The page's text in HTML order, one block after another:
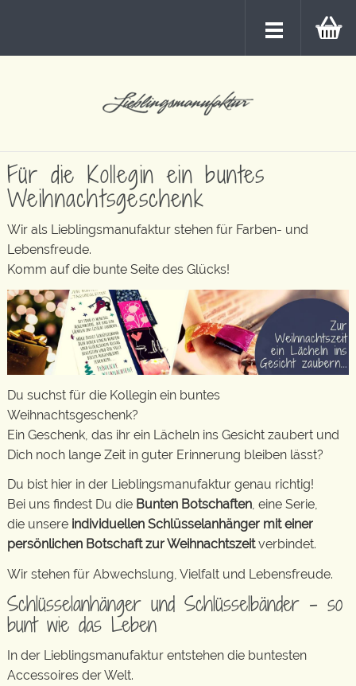
Für die Kollegin ein buntes
Weihnachtsgeschenk
Wir als Lieblingsmanufaktur stehen für Farben- und
Lebensfreude.
Komm auf die bunte Seite des Glücks!
Du suchst für die Kollegin ein buntes
Weihnachtsgeschenk?
Ein Geschenk, das ihr ein Lächeln ins Gesicht zaubert und
Dich noch lange Zeit in guter Erinnerung bleiben lässt?
Du bist hier in der Lieblingsmanufaktur genau richtig!
Bei uns findest Du die Bunten Botschaften, eine Serie,
die unsere individuellen Schlüsselanhänger mit einer
persönlichen Botschaft zur Weihnachtszeitverbindet.
Wir stehen für Abwechslung, Vielfalt und Lebensfreude.
Schlüsselanhänger und Schlüsselbänder – so
bunt wie das Leben
In der Lieblingsmanufaktur entstehen die buntesten
Accessoires der Welt.